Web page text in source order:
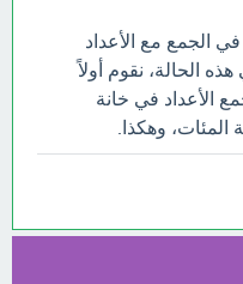
الجمع مع الأعداد
الحالة، نقوم أولاً
الأعداد في خانة
المئات، وهكذا.